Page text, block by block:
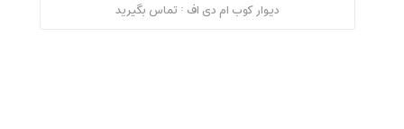
دیوار کوب ام دی اف : تماس بگیرید